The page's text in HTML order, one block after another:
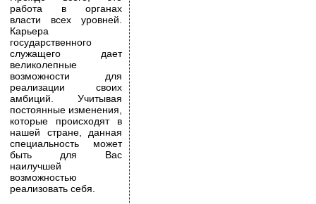
работа в органах
власти всех уровней.
Карьера
государственного
служащего дает
великолепные
возможности для
реализации своих
амбиций. Учитывая
постоянные изменения,
которые происходят в
нашей стране, данная
специальность может
быть для Вас
наилучшей
возможностью
реализовать себя.